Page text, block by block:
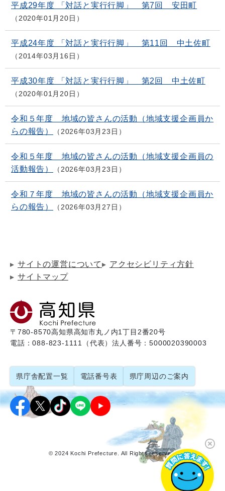
平成29年度 「対話と実行行脚」 第7回 安田町
2020年01月20日
平成24年度 「対話と実行行脚」 第11回 中土佐町
2014年03月16日
平成30年度 「対話と実行行脚」 第2回 中土佐町
2020年01月20日
令和５年度 地域の皆さんの活動（地域支援企画員か
らの報告）
2026年03月23日
令和５年度 地域の皆さんの活動（地域支援企画員の
活動報告）
2026年03月23日
令和７年度 地域の皆さんの活動（地域支援企画員か
らの報告）
2026年03月27日
サイトの運営について
アクセシビリティ方針
サイトマップ
〒780-8570高知県高知市丸ノ内1丁目2番20号
電話：088-823-1111（代表）法人番号：5000020390003
県庁舎配置一覧 電話番号表 県庁周辺のご案内
© 2024 Kochi Prefecture. All Rights reserved.